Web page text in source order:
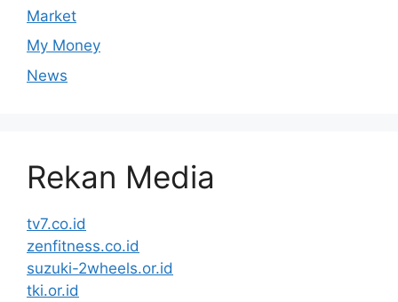
Market
My Money
News
Rekan Media
tv7.co.id
zenfitness.co.id
suzuki-2wheels.or.id
tki.or.id